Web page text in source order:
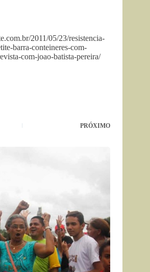
2011/05/23/resistencia-
barra-conteineres-com-
com-joao-batista-pereira/
PRÓXIMO